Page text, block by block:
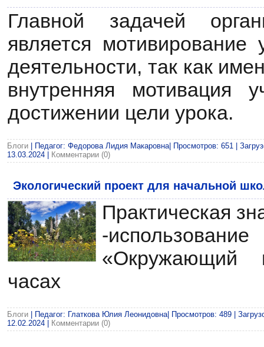
Главной задачей
является мотивирование
деятельности, так как
внутренняя мотивация
достижении цели урока.
Блоги | Педагог: Федорова Лидия Макаровна| Просмотров: 651 |
13.03.2024
Комментарии (0)
Экологический проект для начальной
Практическая
-
«Окружающий
часах
Блоги | Педагог: Глаткова Юлия Леонидовна| Просмотров: 489 |
12.02.2024
Комментарии (0)